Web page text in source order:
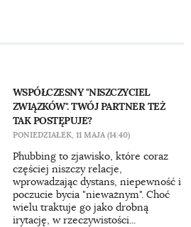
WSPÓŁCZESNY "NISZCZYCIEL
ZWIĄZKÓW". TWÓJ PARTNER TEŻ
TAK POSTĘPUJE?
PONIEDZIAŁEK, 11 MAJA (14:40)
Phubbing to zjawisko, które coraz
częściej niszczy relacje,
wprowadzając dystans, niepewność i
poczucie bycia "nieważnym". Choć
wielu traktuje go jako drobną
irytację, w rzeczywistości...